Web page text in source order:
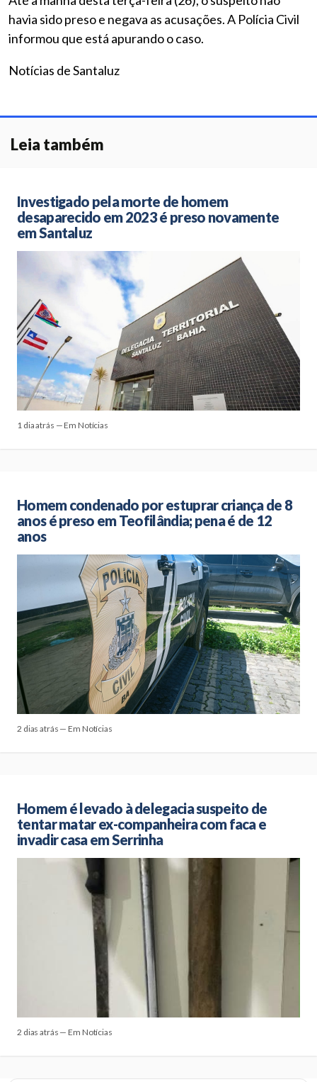
havia sido preso e negava as acusações. A Polícia Civil
informou que está apurando o caso.
Notícias de Santaluz
Leia também
Investigado pela morte de homem
desaparecido em 2023 é preso novamente
em Santaluz
1 dia atrás — Em Notícias
Homem condenado por estuprar criança de 8
anos é preso em Teofilândia; pena é de 12
anos
2 dias atrás — Em Notícias
Homem é levado à delegacia suspeito de
tentar matar ex-companheira com faca e
invadir casa em Serrinha
2 dias atrás — Em Notícias